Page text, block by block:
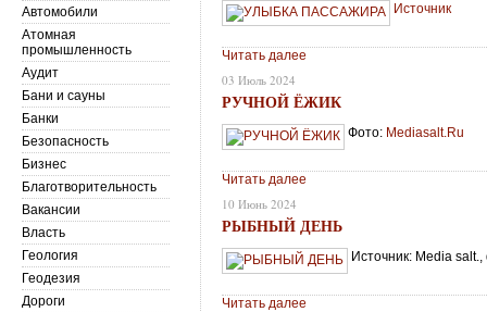
Источник
Читать далее
03 Июль 2024
РУЧНОЙ ЁЖИК
Фото: Mediasalt.Ru
Читать далее
10 Июнь 2024
РЫБНЫЙ ДЕНЬ
Источник: Media
Читать далее
Автомобили
Атомная
промышленность
Аудит
Бани и сауны
Банки
Безопасность
Бизнес
Благотворительность
Вакансии
Власть
Геология
Геодезия
Дороги